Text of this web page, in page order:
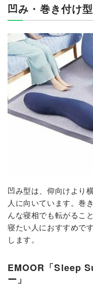
凹み・巻き付け
凹み型は、仰向けより
人に向いています。巻
んな寝相でも転がるこ
寝たい人におすすめで
します。
EMOOR「Sleep
ー」